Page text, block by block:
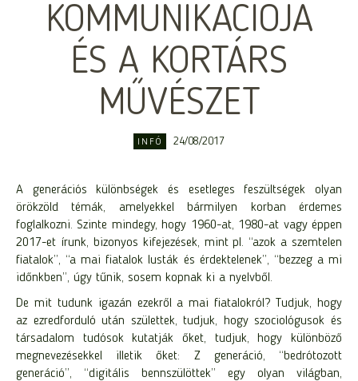
KOMMUNIKÁCIÓJA
ÉS A KORTÁRS
MŰVÉSZET
INFÓ 24/08/2017
A generációs különbségek és esetleges feszültségek olyan
örökzöld témák, amelyekkel bármilyen korban érdemes
foglalkozni. Szinte mindegy, hogy 1960-at, 1980-at vagy éppen
2017-et írunk, bizonyos kifejezések, mint pl. “azok a szemtelen
fiatalok”, “a mai fiatalok lusták és érdektelenek”, “bezzeg a mi
időnkben”, úgy tűnik, sosem kopnak ki a nyelvből.
De mit tudunk igazán ezekről a mai fiatalokról? Tudjuk, hogy
az ezredforduló után születtek, tudjuk, hogy szociológusok és
társadalom tudósok kutatják őket, tudjuk, hogy különböző
megnevezésekkel illetik őket: Z generáció, “bedrótozott
generáció”, “digitális bennszülöttek” egy olyan világban,